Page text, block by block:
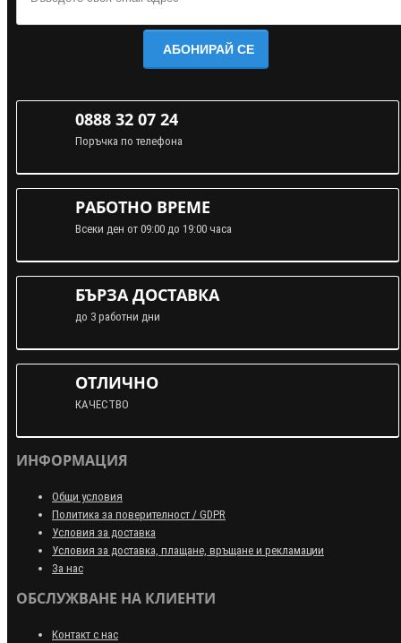
АБОНИРАЙ СЕ
0888 32 07 24
Поръчка по телефона
РАБОТНО ВРЕМЕ
Всеки ден от 09:00 до 19:00 часа
БЪРЗА ДОСТАВКА
до 3 работни дни
ОТЛИЧНО
КАЧЕСТВО
ИНФОРМАЦИЯ
Общи условия
Политика за поверителност / GDPR
Условия за доставка
Условия за доставка, плащане, връщане и рекламации
За нас
ОБСЛУЖВАНЕ НА КЛИЕНТИ
Контакт с нас